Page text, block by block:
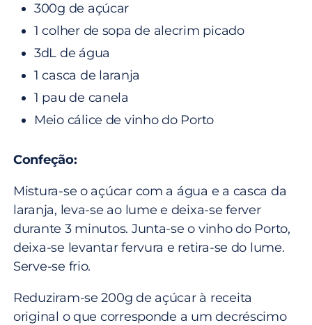
300g de açúcar
1 colher de sopa de alecrim picado
3dL de água
1 casca de laranja
1 pau de canela
Meio cálice de vinho do Porto
Confeção:
Mistura-se o açúcar com a água e a casca da
laranja, leva-se ao lume e deixa-se ferver
durante 3 minutos. Junta-se o vinho do Porto,
deixa-se levantar fervura e retira-se do lume.
Serve-se frio.
Reduziram-se 200g de açúcar à receita
original o que corresponde a um decréscimo